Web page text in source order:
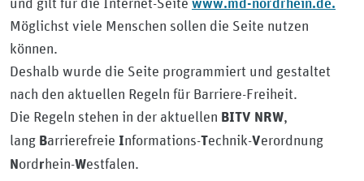
Möglichst viele Menschen sollen die Seite nutzen
können.
Deshalb wurde die Seite programmiert und gestaltet
nach den aktuellen Regeln für Barriere-Freiheit.
Die Regeln stehen in der aktuellen BITV NRW,
lang Barrierefreie Informations-Technik-Verordnung
Nordrhein-Westfalen.